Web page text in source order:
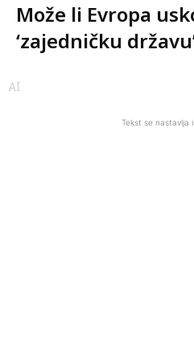
Može li Evropa
‘zajedničku
AI
Tekst se nastavlja